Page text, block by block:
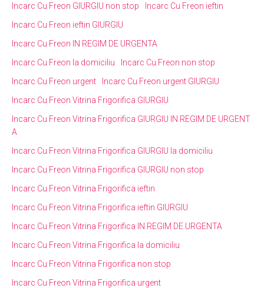
Incarc Cu Freon GIURGIU non stop
Incarc Cu Freon ieftin
Incarc Cu Freon ieftin GIURGIU
Incarc Cu Freon IN REGIM DE URGENTA
Incarc Cu Freon la domiciliu
Incarc Cu Freon non stop
Incarc Cu Freon urgent
Incarc Cu Freon urgent GIURGIU
Incarc Cu Freon Vitrina Frigorifica GIURGIU
Incarc Cu Freon Vitrina Frigorifica GIURGIU IN REGIM DE URGENT
A
Incarc Cu Freon Vitrina Frigorifica GIURGIU la domiciliu
Incarc Cu Freon Vitrina Frigorifica GIURGIU non stop
Incarc Cu Freon Vitrina Frigorifica ieftin
Incarc Cu Freon Vitrina Frigorifica ieftin GIURGIU
Incarc Cu Freon Vitrina Frigorifica IN REGIM DE URGENTA
Incarc Cu Freon Vitrina Frigorifica la domiciliu
Incarc Cu Freon Vitrina Frigorifica non stop
Incarc Cu Freon Vitrina Frigorifica urgent